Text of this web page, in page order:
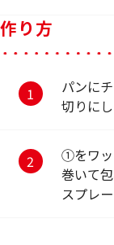
作り方
パンに
切りに
①をワッ
巻いて
スプレ